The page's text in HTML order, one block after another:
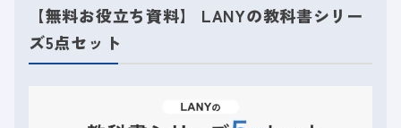
【無料お役立ち資料】 LANYの教科書シリー
ズ5点セット